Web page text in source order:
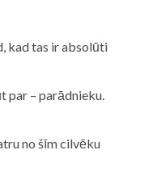
kad tas ir absolūti
par – parādnieku.
no šīm cilvēku